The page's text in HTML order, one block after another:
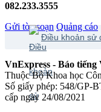
082.233.3555
Gửi tòa soạn Quảng cáo
Điều khoản sử
VnExpress - Báo
Thuộc Bộ Khoa học
Số giấy phép: 548/GP-
cấp ngày 24/08/2021